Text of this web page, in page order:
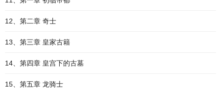
12、第二章 奇士
13、第三章 皇家古籍
14、第四章 皇宫下的古墓
15、第五章 龙骑士